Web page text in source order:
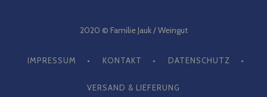
2020 © Familie Jauk / Weingut
IMPRESSUM KONTAKT DATENSCHUTZ
VERSAND & LIEFERUNG